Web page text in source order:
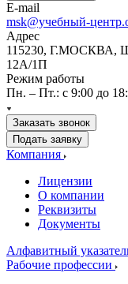
E-mail
msk@учебный-
Адрес
115230,
12А/1П
Режим работы
Пн. – Пт.: с 9:00 до
Заказать звонок
Подать заявку
Компания
Лицензии
О компании
Реквизиты
Документы
Алфавитный
Рабочие профессии